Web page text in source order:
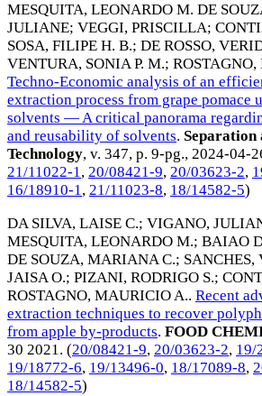
MESQUITA, LEONARDO M. DE
JULIANE; VEGGI, PRISCILLA;
SOSA, FILIPE H. B.; DE ROSSO,
VENTURA, SONIA P. M.;
Techno-Economic analysis of an
extraction process from grape pomace
solvents ― A critical panorama
and reusability of solvents.
Technology, v. 347, p. 9-pg., 2024-04-
21/11022-1, 20/08421-9, 20/03623-2,
16/18910-1, 21/11023-8, 18/14582-5)
DA SILVA, LAISE C.; VIGANO,
MESQUITA, LEONARDO M.; BAIAO
DE SOUZA, MARIANA C.; SANCHES,
JAISA O.; PIZANI, RODRIGO S.;
ROSTAGNO, MAURICIO A.. Recent
extraction techniques to recover
from apple by-products. FOOD
30 2021. (20/08421-9, 20/03623-2, 19/
19/18772-6, 19/13496-0, 18/17089-8,
18/14582-5)